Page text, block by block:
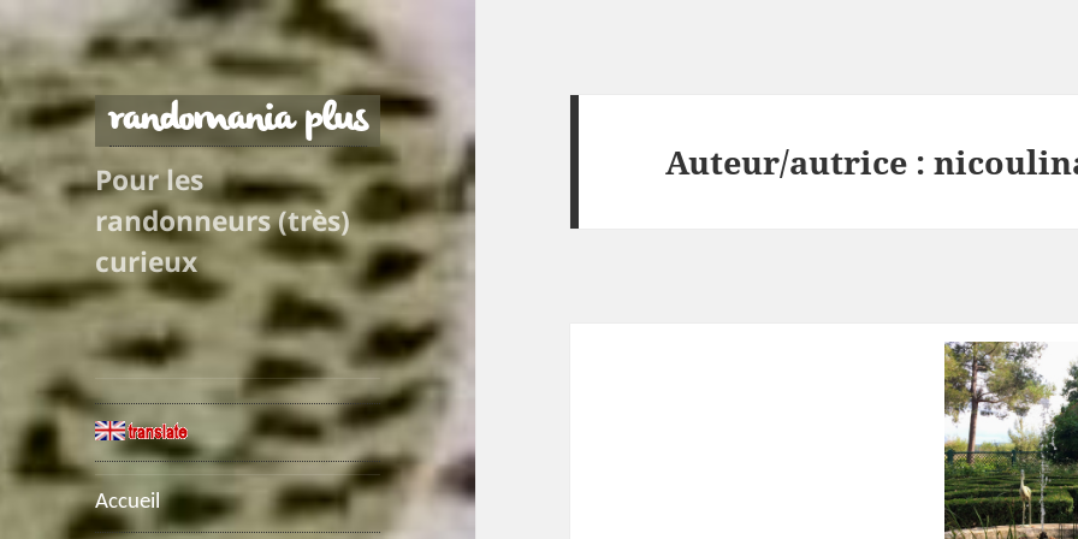
randomania plus
Pour les
randonneurs (très)
curieux
Accueil
Auteur/autrice :